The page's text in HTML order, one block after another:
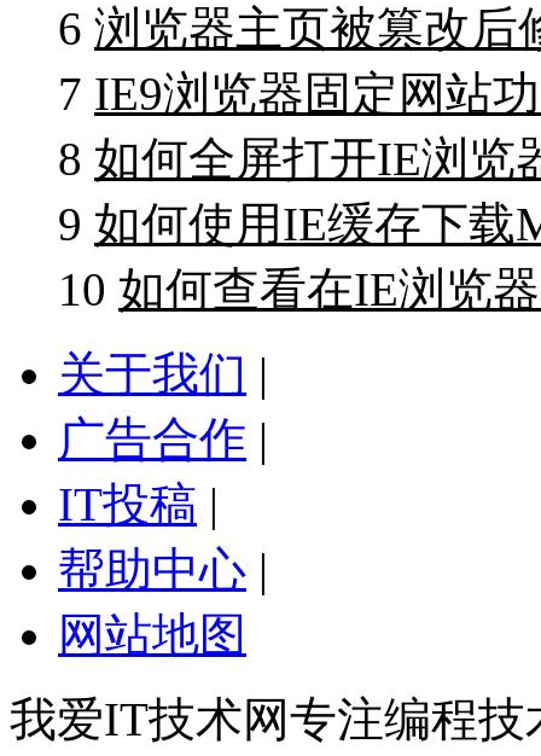
6 浏览器主页被篡改后
7 IE9浏览器固定网站
8 如何全屏打开IE浏览
9 如何使用IE缓存下载
10 如何查看在IE浏览
关于我们 |
广告合作 |
IT投稿 |
帮助中心 |
网站地图
我爱IT技术网专注编程